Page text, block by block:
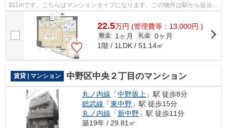
311mです。こちらはマンションタイプになります。この物件は駅から徒歩3
分の物件です。晴れの日は気持ち良い陽...
22.5万円 (管理費等：13,000円 )
敷金 1ヶ月 礼金 0ヶ月
1階 / 1LDK / 51.14㎡
賃貸 | マンション 中野区中央２丁目のマンション
丸ノ内線 「中野坂上 」駅 徒歩8分
総武線 「東中野 」駅 徒歩15分
丸ノ内線 「新中野 」駅 徒歩11分
築19年 / 29.81㎡